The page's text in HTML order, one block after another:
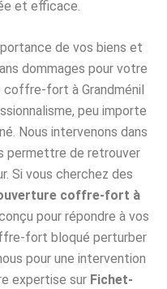
et efficace.
de vos biens et
dommages pour votre
coffre-fort à Grandménil
peu importe
Nous intervenons dans
permettre de retrouver
Si vous cherchez des
coffre-fort à
pour répondre à vos
fort bloqué perturber
pour une intervention
expertise sur Fichet-